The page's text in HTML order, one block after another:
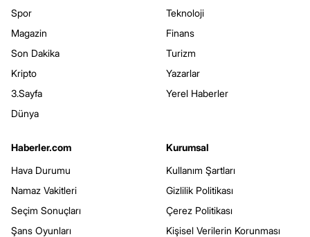
Spor
Magazin
Son Dakika
Kripto
3.Sayfa
Dünya
Teknoloji
Finans
Turizm
Yazarlar
Yerel Haberler
Haberler.com
Hava Durumu
Namaz Vakitleri
Seçim Sonuçları
Şans Oyunları
Kurumsal
Kullanım Şartları
Gizlilik Politikası
Çerez Politikası
Kişisel Verilerin Korunması